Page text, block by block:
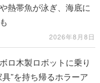
熱帯魚が泳ぎ、海底に
2026年8月8日
ロ木製ロボットに乗り
”を持ち帰るホラーア